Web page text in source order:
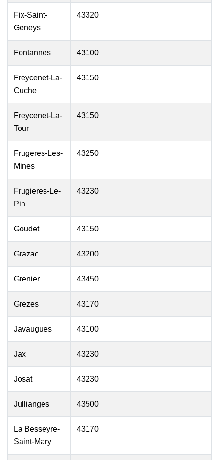
Fix-Saint-
Geneys
43320
Fontannes 43100
Freycenet-La-
Cuche
43150
Freycenet-La-
Tour
43150
Frugeres-Les-
Mines
43250
Frugieres-Le-
Pin
43230
Goudet 43150
Grazac 43200
Grenier 43450
Grezes 43170
Javaugues 43100
Jax 43230
Josat 43230
Jullianges 43500
La Besseyre-
Saint-Mary
43170